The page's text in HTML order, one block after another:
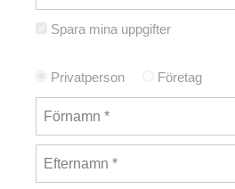
Spara mina uppgifter
Privatperson Företag